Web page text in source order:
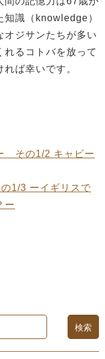
知識（knowledge）
オジサンたちが多い
れるコトバを放って
ば幸いです。
その1/2 キャビー
1/3 ーイギリスで
ー